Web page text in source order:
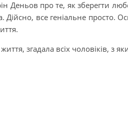
Деньов про те, як зберегти
Дійсно, все геніальне просто.
згадала всіх чоловіків, з